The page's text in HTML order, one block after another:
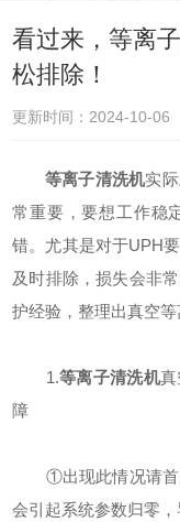
看过来，等离
松排除！
更新时间：2024-10-
等离子清洗机实
常重要，要想工作稳
错。尤其是对于UPH
及时排除，损失会非
护经验，整理出真空
1.等离子清洗机
障
①出现此情况请首
会引起系统参数归零，